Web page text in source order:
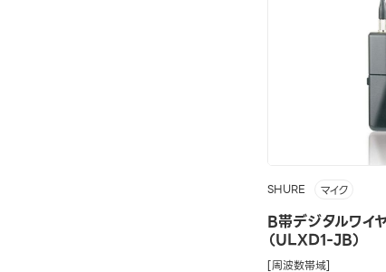
SHURE マイク
B帯デジタルワイ
（ULXD1-JB）
[周波数帯域]